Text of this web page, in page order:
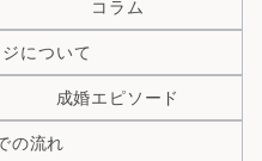
コラム
について
成婚エピソード
の流れ